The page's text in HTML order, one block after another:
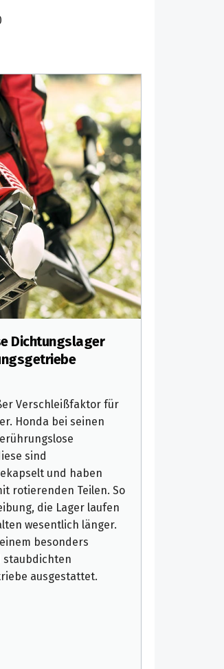
Dichtungslager
Verschleißfaktor für
Honda bei seinen
sind
und haben
rotierenden Teilen. So
die Lager laufen
wesentlich länger.
besonders
staubdichten
ausgestattet.